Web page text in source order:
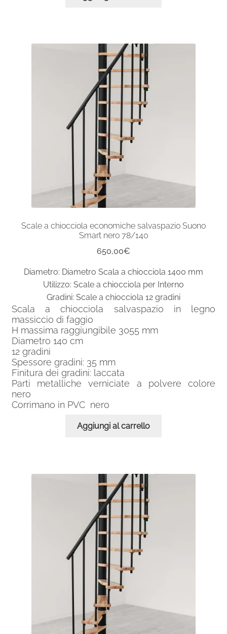
Scale a chiocciola economiche salvaspazio Suono
Smart nero 78/140
650,00€
Diametro: Diametro Scala a chiocciola 1400 mm
Utilizzo: Scale a chiocciola per Interno
Gradini: Scale a chiocciola 12 gradini
Scala a chiocciola salvaspazio in legno
massiccio di faggio
H massima raggiungibile 3055 mm
Diametro 140 cm
12 gradini
Spessore gradini: 35 mm
Finitura dei gradini: laccata
Parti metalliche verniciate a polvere colore
nero
Corrimano in PVC nero
Aggiungi al carrello